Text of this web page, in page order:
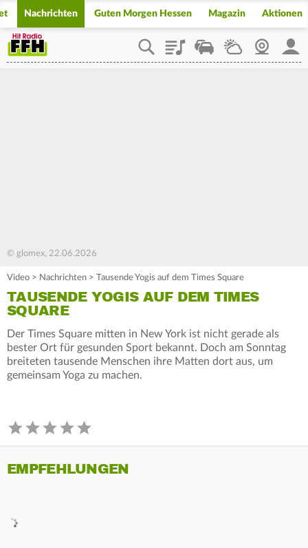
Nachrichten Guten Morgen Hessen Magazin Aktionen
PlaylistStaupilotWetterWebcam
© glomex, 22.06.2026
Video > Nachrichten > Tausende Yogis auf dem Times Square
TAUSENDE YOGIS AUF DEM TIMES
SQUARE
Der Times Square mitten in New York ist nicht gerade als
bester Ort für gesunden Sport bekannt. Doch am Sonntag
breiteten tausende Menschen ihre Matten dort aus, um
gemeinsam Yoga zu machen.
EMPFEHLUNGEN